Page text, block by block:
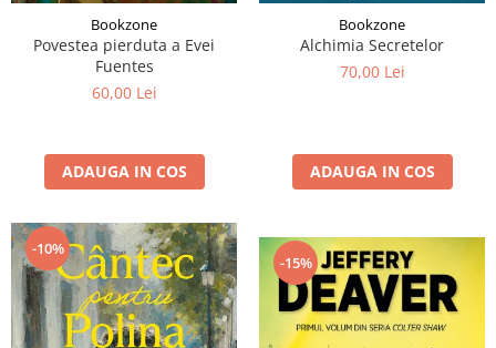
Bookzone
Povestea pierduta a Evei
Fuentes
60,00 Lei
ADAUGA IN COS
Bookzone
Alchimia Secretelor
70,00 Lei
ADAUGA IN COS
-10%
-15%